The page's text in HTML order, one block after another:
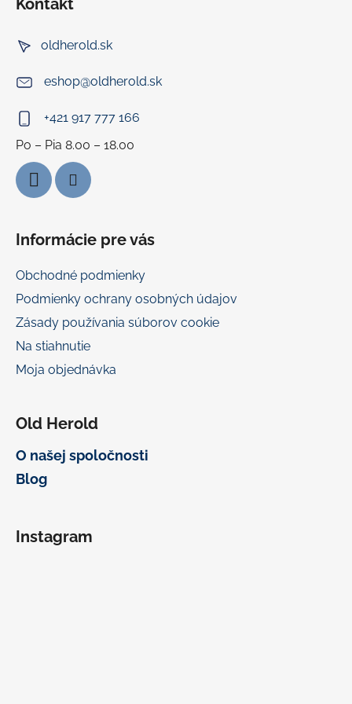
Kontakt
oldherold.sk
eshop@oldherold.sk
+421 917 777 166
Informácie pre vás
Obchodné podmienky
Podmienky ochrany osobných údajov
Zásady používania súborov cookie
Na stiahnutie
Moja objednávka
Old Herold
O našej spoločnosti
Blog
Instagram